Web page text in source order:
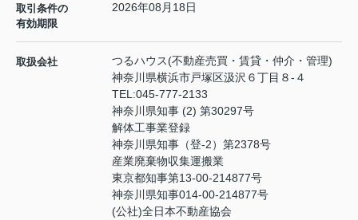
取引条件の
有効期限
2026年08月18日
取扱会社
つるハウス(不動産売買・賃貸・仲介・管理)
神奈川県横浜市戸塚区汲沢６丁目８-４
TEL:045-777-2133
神奈川県知事 (2) 第30297号
解体工事業登録
神奈川県知事（登‐2）第2378号
産業廃棄物収集運搬業
東京都知事第13-00-214877号
神奈川県知事014-00-214877号
(公社)全日本不動産協会